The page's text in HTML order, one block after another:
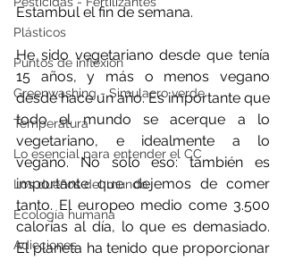
Plásticos
Puntos de inflexión
Greenwashing - Simulacro verde
Temperatura
Lo esencial para entender el CC
Los dueños del mundo
Ecología humana
Adicciones
Estambul el fin de semana.
He sido vegetariano desde que tenía
15 años, y más o menos vegano
desde hace un año. Es importante que
todo el mundo se acerque a lo
vegetariano, e idealmente a lo
vegano. No sólo eso: también es
importante que dejemos de comer
tanto. El europeo medio come 3.500
calorías al día, lo que es demasiado.
El planeta ha tenido que proporcionar